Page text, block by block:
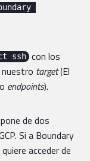
ssh con los
target(El
endpoints).
de dos
Si a Boundary
acceder de